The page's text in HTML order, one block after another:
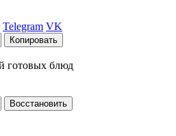
Telegram VK
Копировать
готовых блюд
Восстановить